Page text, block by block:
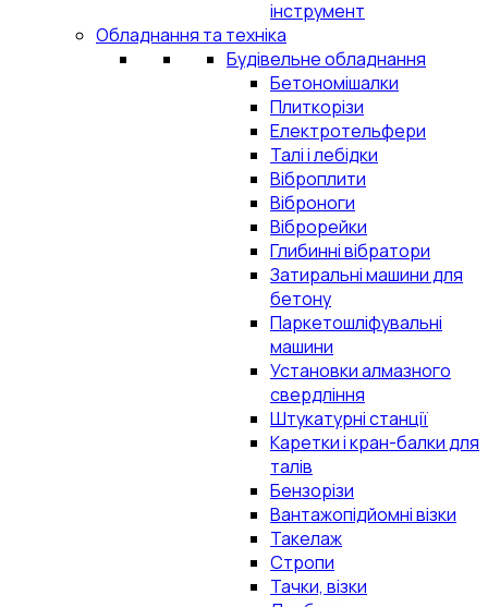
інструмент
Обладнання та техніка
Будівельне обладнання
Бетономішалки
Плиткорізи
Електротельфери
Талі і лебідки
Віброплити
Віброноги
Віброрейки
Глибинні вібратори
Затиральні машини для
бетону
Паркетошліфувальні
машини
Установки алмазного
свердління
Штукатурні станції
Каретки і кран-балки для
талів
Бензорізи
Вантажопідйомні візки
Такелаж
Стропи
Тачки, візки